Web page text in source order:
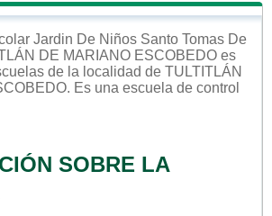
Jardin De Niños Santo Tomas De
DE MARIANO ESCOBEDO es
de la localidad de TULTITLÁN
. Es una escuela de control
SOBRE LA